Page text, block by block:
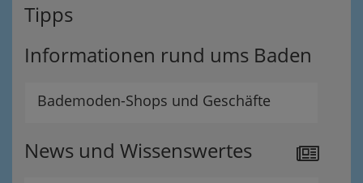
Tipps
Informationen rund ums Baden
Bademoden-Shops und Geschäfte
News und Wissenswertes